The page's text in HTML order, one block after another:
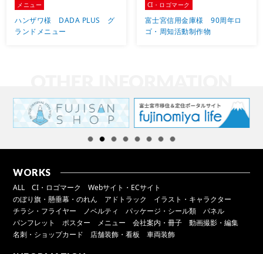
メニュー
ハンザワ様 DADA PLUS グ
ランドメニュー
CI・ロゴマーク
富士宮信用金庫様 90周年ロ
ゴ・周知活動制作物
WORKS
ALL CI・ロゴマーク
Webサイト・ECサイト
のぼり旗・懸垂幕・のれん
アドトラック
イラスト・キャラクター
チラシ・フライヤー
ノベルティ パッケージ・シール類
パネル
パンフレット
ポスター メニュー 会社案内・冊子
動画撮影・編集
名刺・ショップカード
店舗装飾・看板 車両装飾